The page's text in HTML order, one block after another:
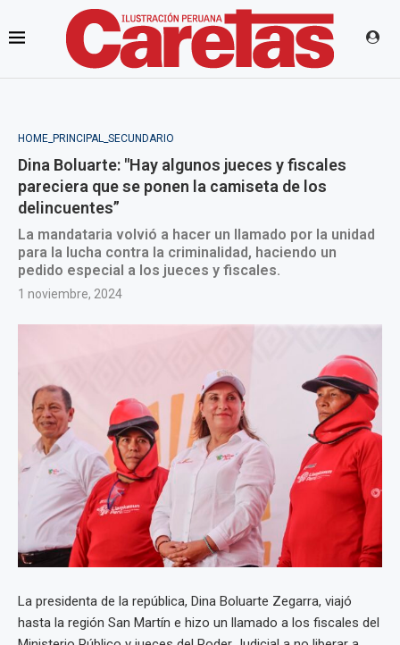
HOME_PRINCIPAL_SECUNDARIO
Dina Boluarte: "Hay algunos jueces y fiscales
pareciera que se ponen la camiseta de los
delincuentes”
La mandataria volvió a hacer un llamado por la unidad
para la lucha contra la criminalidad, haciendo un
pedido especial a los jueces y fiscales.
1 noviembre, 2024
La presidenta de la república, Dina Boluarte Zegarra, viajó
hasta la región San Martín e hizo un llamado a los fiscales del